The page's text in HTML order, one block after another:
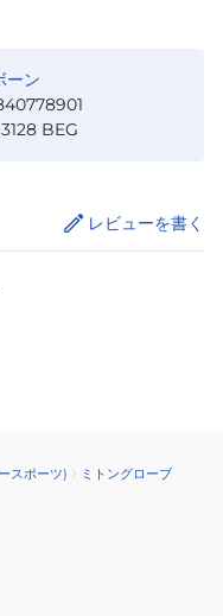
ーン
BEG
レビューを書く
スポーツ) ミトングローブ